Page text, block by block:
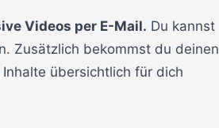
Videos per E-Mail. Du kannst
Zusätzlich bekommst du deinen
übersichtlich für dich